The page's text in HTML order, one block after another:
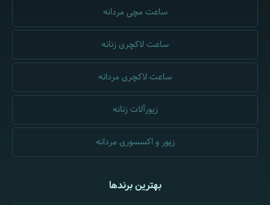
ساعت مچی مردانه
ساعت لاکچری زنانه
ساعت لاکچری مردانه
زیورآلات زنانه
زیور و اکسسوری مردانه
بهترین برندها